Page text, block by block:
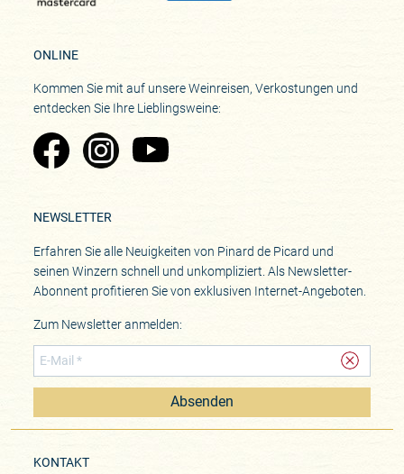
ONLINE
Kommen Sie mit auf unsere Weinreisen, Verkostungen und
entdecken Sie Ihre Lieblingsweine:
Zu Pinard's Facebook-Seite
Zu Pinard's Instagram-Seite
Zu Pinard's YouTube-Seite
NEWSLETTER
Erfahren Sie alle Neuigkeiten von Pinard de Picard und
seinen Winzern schnell und unkompliziert. Als Newsletter-
Abonnent profitieren Sie von exklusiven Internet-Angeboten.
Zum Newsletter anmelden:
Absenden
KONTAKT